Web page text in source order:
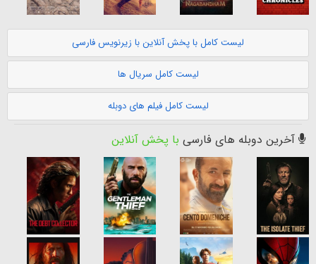
لیست کامل با پخش آنلاین با زیرنویس فارسی
لیست کامل سریال ها
لیست کامل فیلم های دوبله
آخرین دوبله های فارسی با پخش آنلاین